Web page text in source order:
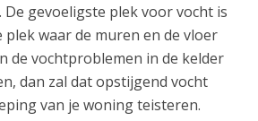
De gevoeligste plek voor vocht is
plek waar de muren en de vloer
de vochtproblemen in de kelder
dan zal dat opstijgend vocht
van je woning teisteren.